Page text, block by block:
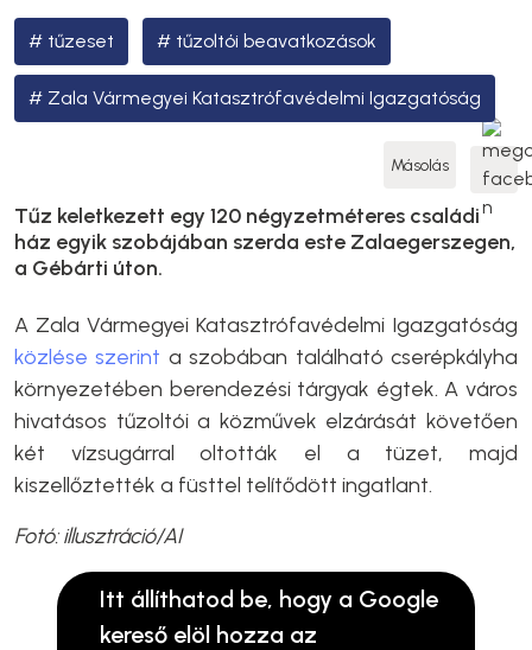
tűzeset tűzoltói beavatkozások
Zala Vármegyei Katasztrófavédelmi Igazgatóság
Másolás
Tűz keletkezett egy 120 négyzetméteres családi
ház egyik szobájában szerda este Zalaegerszegen,
a Gébárti úton.
A Zala Vármegyei Katasztrófavédelmi Igazgatóság
közlése szerint a szobában található cserépkályha
környezetében berendezési tárgyak égtek. A város
hivatásos tűzoltói a közművek elzárását követően
két vízsugárral oltották el a tüzet, majd
kiszellőztették a füsttel telítődött ingatlant.
Fotó: illusztráció/AI
Itt állíthatod be, hogy a Google
kereső elöl hozza az